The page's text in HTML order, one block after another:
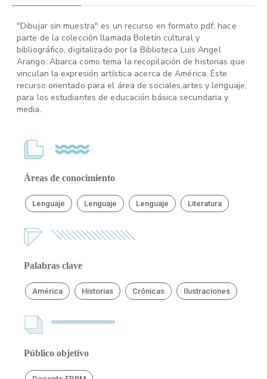
"Dibujar sin muestra" es un recurso en formato pdf, hace
parte de la colección llamada Boletín cultural y
bibliográfico, digitalizado por la Biblioteca Luis Angel
Arango. Abarca como tema la recopilación de historias que
vinculan la expresión artística acerca de América. Ëste
recurso orientado para el área de sociales,artes y lenguaje,
para los estudiantes de educación básica secundaria y
media.
Áreas de conocimiento
Lenguaje Lenguaje Lenguaje Literatura
Palabras clave
América Historias Crónicas Ilustraciones
Público objetivo